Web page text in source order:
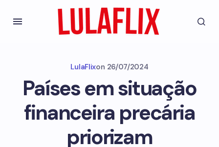
LulaFlixon 26/07/2024
Países em situação
financeira precária
priorizam